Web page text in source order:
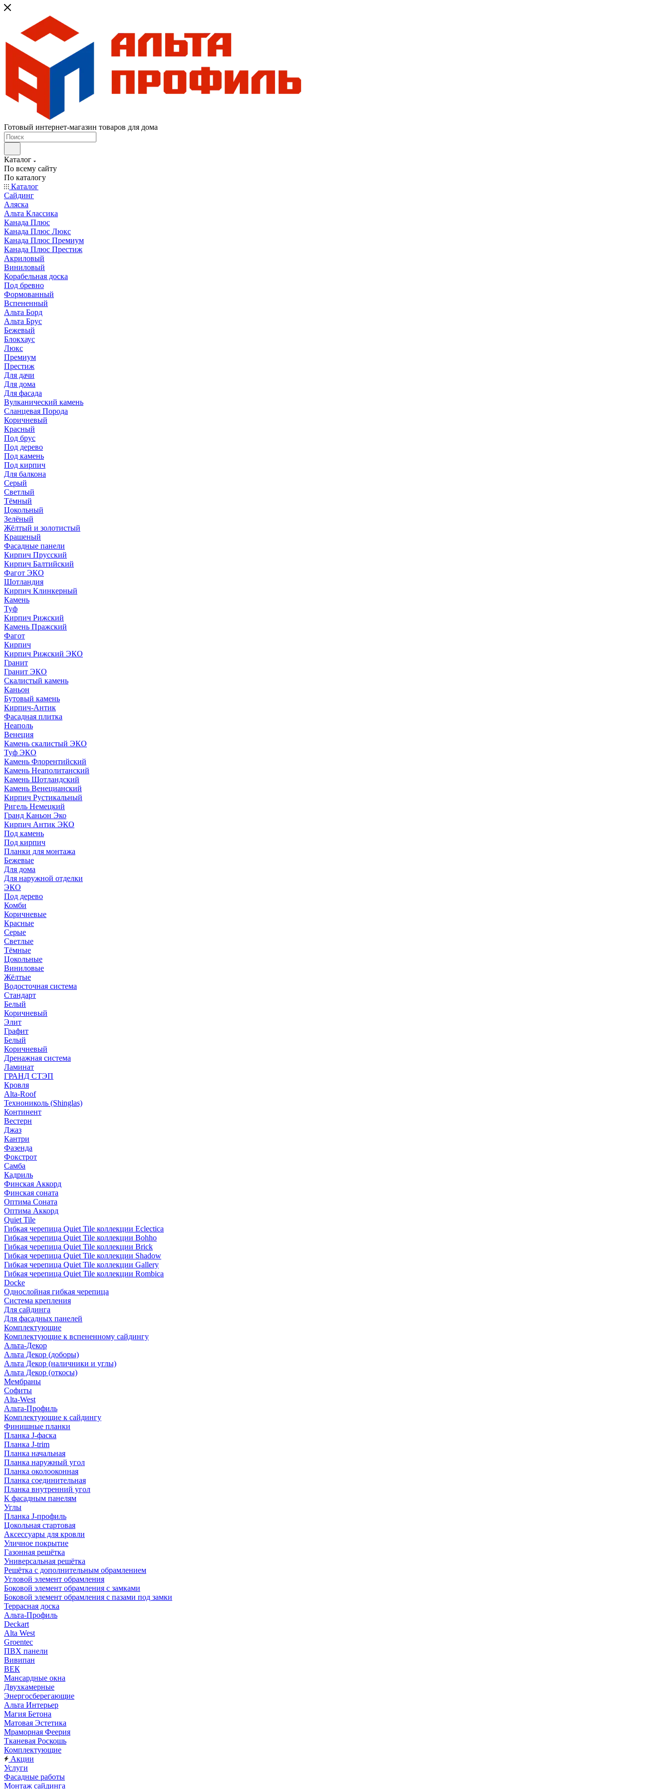
Готовый интернет-магазин товаров для дома
Каталог
По всему сайту
По каталогу
Каталог
Сайдинг
Аляска
Альта Классика
Канада Плюс
Канада Плюс Люкс
Канада Плюс Премиум
Канада Плюс Престиж
Акриловый
Виниловый
Корабельная доска
Под бревно
Формованный
Вспененный
Альта Борд
Альта Брус
Бежевый
Блокхаус
Люкс
Премиум
Престиж
Для дачи
Для дома
Для фасада
Вулканический камень
Сланцевая Порода
Коричневый
Красный
Под брус
Под дерево
Под камень
Под кирпич
Для балкона
Серый
Светлый
Тёмный
Цокольный
Зелёный
Жёлтый и золотистый
Крашеный
Фасадные панели
Кирпич Прусский
Кирпич Балтийский
Фагот ЭКО
Шотландия
Кирпич Клинкерный
Камень
Туф
Кирпич Рижский
Камень Пражский
Фагот
Кирпич
Кирпич Рижский ЭКО
Гранит
Гранит ЭКО
Скалистый камень
Каньон
Бутовый камень
Кирпич-Антик
Фасадная плитка
Неаполь
Венеция
Камень скалистый ЭКО
Туф ЭКО
Камень Флорентийский
Камень Неаполитанский
Камень Шотландский
Камень Венецианский
Кирпич Рустикальный
Ригель Немецкий
Гранд Каньон Эко
Кирпич Антик ЭКО
Под камень
Под кирпич
Планки для монтажа
Бежевые
Для дома
Для наружной отделки
ЭКO
Под дерево
Комби
Коричневые
Красные
Серые
Светлые
Тёмные
Цокольные
Виниловые
Жёлтые
Водосточная система
Стандарт
Белый
Коричневый
Элит
Графит
Белый
Коричневый
Дренажная система
Ламинат
ГРАНД СТЭП
Кровля
Alta-Roof
Технониколь (Shinglas)
Континент
Вестерн
Джаз
Кантри
Фазенда
Фокстрот
Самба
Кадриль
Финская Аккорд
Финская соната
Оптима Соната
Оптима Аккорд
Quiet Tile
Гибкая черепица Quiet Tile коллекции Eclectica
Гибкая черепица Quiet Tile коллекции Bohho
Гибкая черепица Quiet Tile коллекции Brick
Гибкая черепица Quiet Tile коллекции Shadow
Гибкая черепица Quiet Tile коллекции Gallery
Гибкая черепица Quiet Tile коллекции Rombica
Docke
Однослойная гибкая черепица
Система крепления
Для сайдинга
Для фасадных панелей
Комплектующие
Комплектующие к вспененному сайдингу
Альта-Декор
Альта Декор (доборы)
Альта Декор (наличники и углы)
Альта Декор (откосы)
Мембраны
Софиты
Alta-West
Альта-Профиль
Комплектующие к сайдингу
Финишные планки
Планка J-фаска
Планка J-trim
Планка начальная
Планка наружный угол
Планка околооконная
Планка соединительная
Планка внутренний угол
К фасадным панелям
Углы
Планка J-профиль
Цокольная стартовая
Аксессуары для кровли
Уличное покрытие
Газонная решётка
Универсальная решётка
Решётка с дополнительным обрамлением
Угловой элемент обрамления
Боковой элемент обрамления с замками
Боковой элемент обрамления с пазами под замки
Террасная доска
Альта-Профиль
Deckart
Alta West
Groentec
ПВХ панели
Вивипан
ВЕК
Мансардные окна
Двухкамерные
Энергосберегающие
Альта Интерьер
Магия Бетона
Матовая Эстетика
Мраморная Феерия
Тканевая Роскошь
Комплектующие
Акции
Услуги
Фасадные работы
Монтаж сайдинга